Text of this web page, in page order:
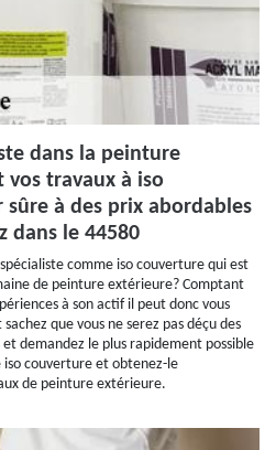
dans la peinture
travaux à iso
à des prix abordables
dans le 44580
comme iso couverture qui est
de peinture extérieure? Comptant
à son actif il peut donc vous
que vous ne serez pas déçu des
demandez le plus rapidement possible
couverture et obtenez-le
de peinture extérieure.